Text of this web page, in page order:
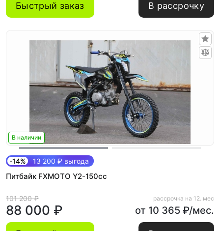
Быстрый заказ В рассрочку
В наличии
-14% 13 200 ₽ выгода
Питбайк FXMOTO Y2-150cc
101 200 ₽
88 000 ₽
рассрочка на 12. мес
от 10 365 ₽/мес.